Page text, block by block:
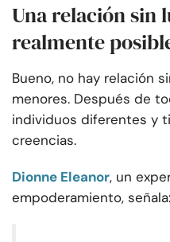
Una relación sin
realmente
Bueno, no hay relación
menores. Después de
individuos diferentes y
creencias.
Dionne Eleanor, un
empoderamiento, señala: